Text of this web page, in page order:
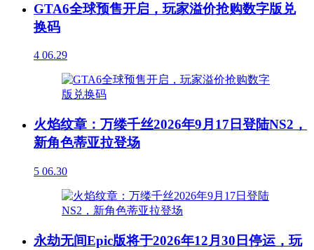
GTA6全球预售开启，玩家溢价抢购数字版兑
换码
4 06.29
火焰纹章：万缕千丝2026年9月17日登陆NS2，
新角色蒂亚拉登场
5 06.30
永劫无间Epic版将于2026年12月30日停运，玩